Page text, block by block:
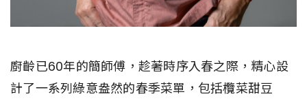
廚齡已60年的簡師傅，趁著時序入春之際，精心設
計了一系列綠意盎然的春季菜單，包括欖菜甜豆